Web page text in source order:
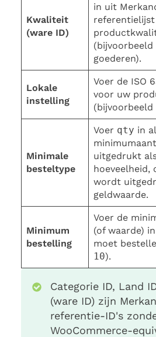
Kwaliteit
(ware ID)
in uit
(bijvoorbeeld
goederen).
Lokale
instelling
Voer de ISO
voor uw
(bijvoorbeeld
Minimale
besteltype
Voer qty in
uitgedrukt
hoeveelheid,
wordt
geldwaarde.
Minimum
bestelling
Voer de
(of waarde)
moet
10).
Categorie ID, Land
(ware ID) zijn
referentie-ID's
WooCommerce-